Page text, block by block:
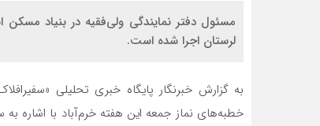
لرستان اجرا شده است.
به گزارش خبرنگار پایگاه خبری تحلیلی
خطبه‌های نماز جمعه این هفته خرم‌آباد با اشاره